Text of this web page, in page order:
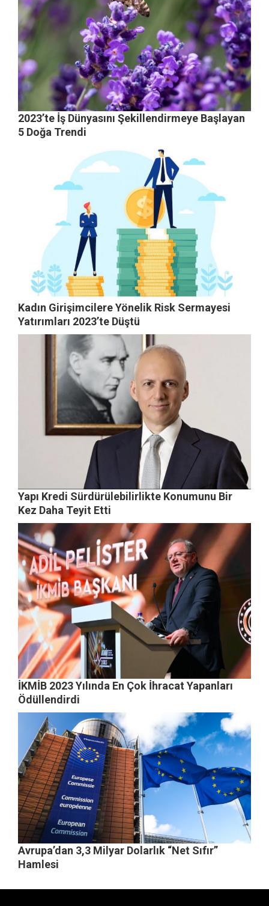
2023’te İş Dünyasını Şekillendirmeye Başlayan
5 Doğa Trendi
Kadın Girişimcilere Yönelik Risk Sermayesi
Yatırımları 2023’te Düştü
Yapı Kredi Sürdürülebilirlikte Konumunu Bir
Kez Daha Teyit Etti
İKMİB 2023 Yılında En Çok İhracat Yapanları
Ödüllendirdi
Avrupa’dan 3,3 Milyar Dolarlık “Net Sıfır”
Hamlesi